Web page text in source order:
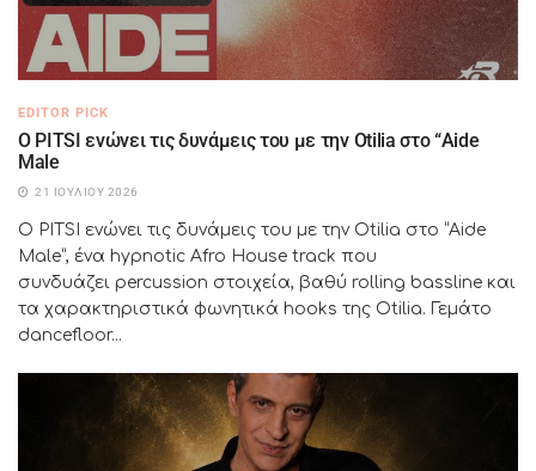
EDITOR PICK
Ο PITSI ενώνει τις δυνάμεις του με την Otilia στο “Aide
Male
21 ΙΟΥΛΊΟΥ 2026
Ο PITSI ενώνει τις δυνάμεις του με την Otilia στο “Aide
Male”, ένα hypnotic Afro House track που
συνδυάζει percussion στοιχεία, βαθύ rolling bassline και
τα χαρακτηριστικά φωνητικά hooks της Otilia. Γεμάτο
dancefloor...